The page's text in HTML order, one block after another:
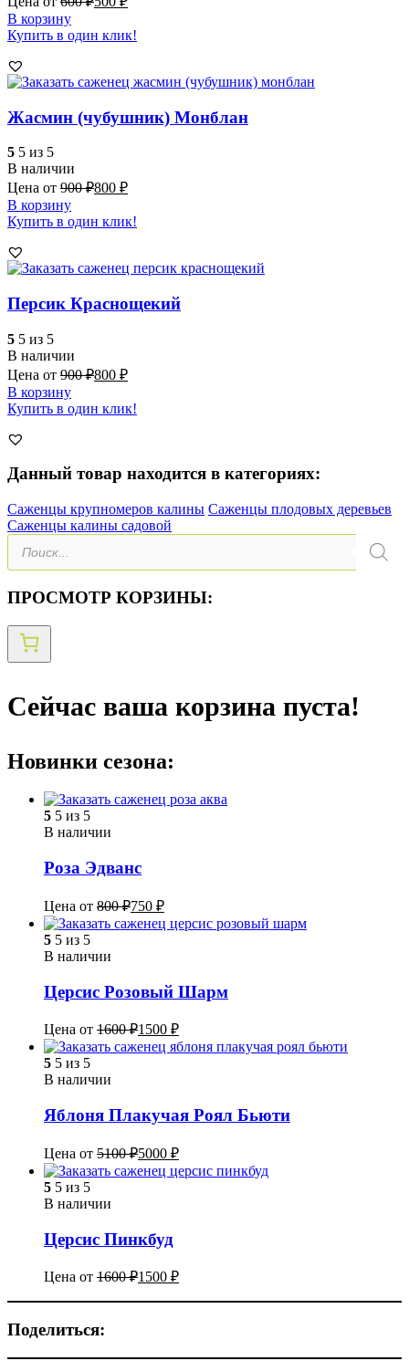
В корзину
Купить в один клик!
Жасмин (чубушник) Монблан
5 5 из 5
В наличии
Цена от 900₽800 ₽
В корзину
Купить в один клик!
Персик Краснощекий
5 5 из 5
В наличии
Цена от 900₽800 ₽
В корзину
Купить в один клик!
Данный товар находится в категориях:
Саженцы крупномеров калины Саженцы плодовых деревьев
Саженцы калины садовой
Поиск
товаров
ПРОСМОТР КОРЗИНЫ:
Сейчас ваша корзина пуста!
Новинки сезона:
5 5 из 5
В наличии
Роза Эдванс
Цена от 800₽750 ₽
5 5 из 5
В наличии
Церсис Розовый Шарм
Цена от 1600₽1500 ₽
5 5 из 5
В наличии
Яблоня Плакучая Роял Бьюти
Цена от 5100₽5000 ₽
5 5 из 5
В наличии
Церсис Пинкбуд
Цена от 1600₽1500 ₽
Поделиться: